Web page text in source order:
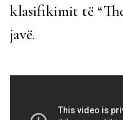
klasifikimit të
javë.